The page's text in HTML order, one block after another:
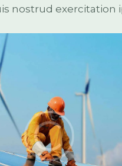
nostrud exercitation